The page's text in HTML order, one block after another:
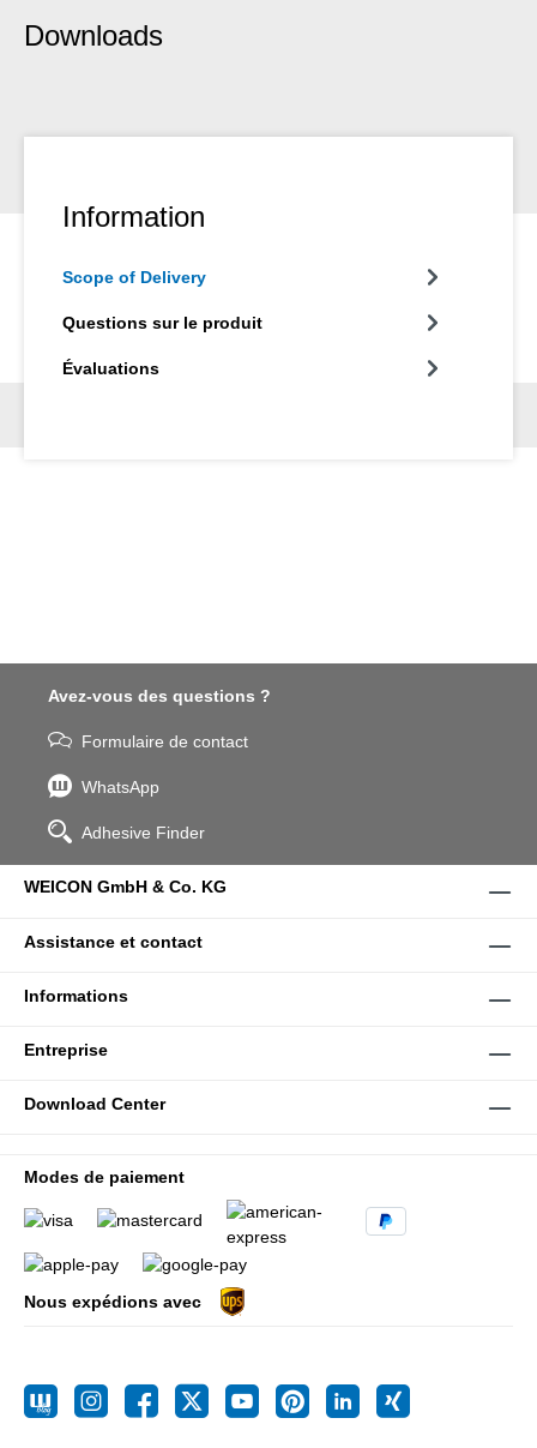
Downloads
Information
Scope of Delivery
Questions sur le produit
Évaluations
Avez-vous des questions ?
Formulaire de contact
WhatsApp
Adhesive Finder
WEICON GmbH & Co. KG
Assistance et contact
Informations
Entreprise
Download Center
Modes de paiement
Nous expédions avec